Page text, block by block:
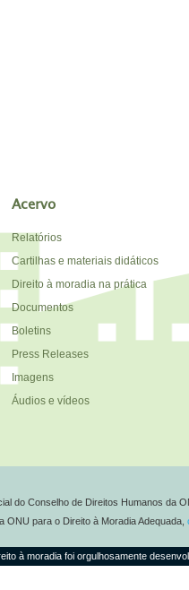
Acervo
Relatórios
Cartilhas e materiais didáticos
Direito à moradia na prática
Documentos
Boletins
Press Releases
Imagens
Áudios e vídeos
do Conselho de Direitos Humanos da
ONU para o Direito à Moradia Adequada,
à moradia foi orgulhosamente